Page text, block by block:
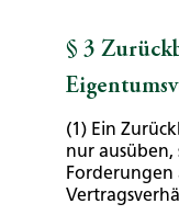
§ 3
(1) Ein
nur ausüben,
Forderungen